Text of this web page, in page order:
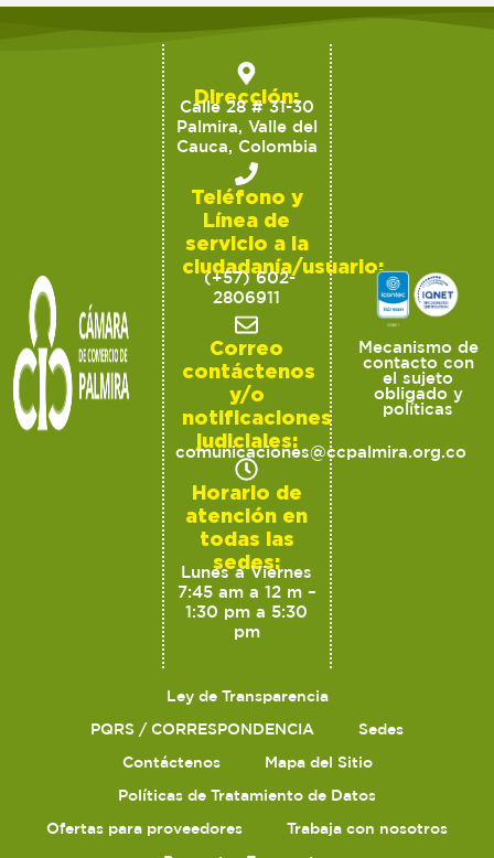
Dirección:
Calle 28 # 31-30
Palmira, Valle del
Cauca, Colombia
Teléfono y
Línea de
servicio a la
ciudadanía/usuario:
(+57) 602-
2806911
Correo
contáctenos
y/o
notificaciones
judiciales:
comunicaciones@ccpalmira.org.co
Horario de
atención en
todas las
sedes:
Lunes a Viernes
7:45 am a 12 m –
1:30 pm a 5:30
pm
Mecanismo de
contacto con
el sujeto
obligado y
políticas
Ley de Transparencia
PQRS / CORRESPONDENCIA
Sedes
Contáctenos
Mapa del Sitio
Políticas de Tratamiento de Datos
Ofertas para proveedores
Trabaja con nosotros